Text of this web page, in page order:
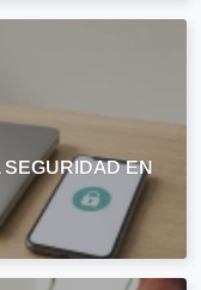
SEGURIDAD EN